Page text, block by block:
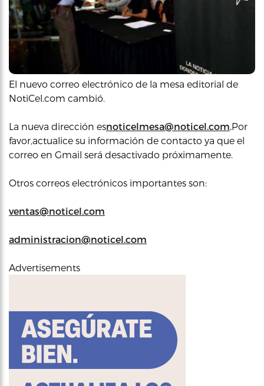
El nuevo correo electrónico de la mesa editorial de
NotiCel.com cambió.
La nueva dirección esnoticelmesa@noticel.com.Por
favor,actualice su información de contacto ya que el
correo en Gmail será desactivado próximamente.
Otros correos electrónicos importantes son:
ventas@noticel.com
administracion@noticel.com
Advertisements